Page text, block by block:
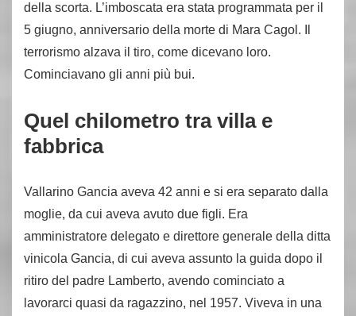
della scorta. L’imboscata era stata programmata per il
5 giugno, anniversario della morte di Mara Cagol. Il
terrorismo alzava il tiro, come dicevano loro.
Cominciavano gli anni più bui.
Quel chilometro tra villa e
fabbrica
Vallarino Gancia aveva 42 anni e si era separato dalla
moglie, da cui aveva avuto due figli. Era
amministratore delegato e direttore generale della ditta
vinicola Gancia, di cui aveva assunto la guida dopo il
ritiro del padre Lamberto, avendo cominciato a
lavorarci quasi da ragazzino, nel 1957. Viveva in una